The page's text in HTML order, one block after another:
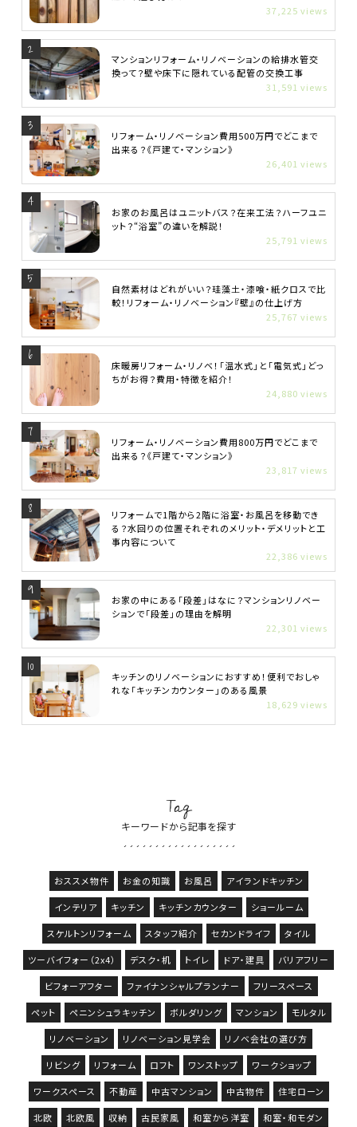
37,225 views
マンションリフォーム・リノベーションの給排水管交
換って？壁や床下に隠れている配管の交換工事
31,591 views
リフォーム・リノベーション費用500万円でどこまで
出来る？《戸建て・マンション》
26,401 views
お家のお風呂はユニットバス？在来工法？ハーフユニ
ット？“浴室”の違いを解説！
25,791 views
自然素材はどれがいい？珪藻土・漆喰・紙クロスで比
較！リフォーム・リノベーション『壁』の仕上げ方
25,767 views
床暖房リフォーム・リノベ！「温水式」と「電気式」どっ
ちがお得？費用・特徴を紹介！
24,880 views
リフォーム・リノベーション費用800万円でどこまで
出来る？《戸建て・マンション》
23,817 views
リフォームで1階から2階に浴室・お風呂を移動でき
る？水回りの位置それぞれのメリット・デメリットと工
事内容について
22,386 views
お家の中にある「段差」はなに？マンションリノベー
ションで「段差」の理由を解明
22,301 views
キッチンのリノベーションにおすすめ！便利でおしゃ
れな「キッチンカウンター」のある風景
18,629 views
Tag
キーワードから記事を探す
おススメ物件 お金の知識 お風呂 アイランドキッチン
インテリア キッチン キッチンカウンター ショールーム
スケルトンリフォーム スタッフ紹介 セカンドライフ タイル
ツーバイフォー（2x4） デスク・机 トイレ ドア・建具 バリアフリー
ビフォーアフター ファイナンシャルプランナー フリースペース
ペット ペニンシュラキッチン ボルダリング マンション モルタル
リノベーション リノベーション見学会 リノベ会社の選び方
リビング リフォーム ロフト ワンストップ ワークショップ
ワークスペース 不動産 中古マンション 中古物件 住宅ローン
北欧 北欧風 収納 古民家風 和室から洋室 和室・和モダン